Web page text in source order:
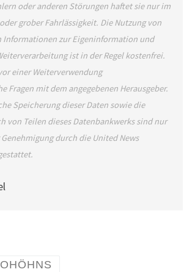
oder anderen Störungen haftet sie nur im
grober Fahrlässigkeit. Die Nutzung von
Informationen zur Eigeninformation und
ist in der Regel kostenfrei.
einer Weiterverwendung
Fragen mit dem angegebenen Herausgeber.
Speicherung dieser Daten sowie die
von Teilen dieses Datenbankwerks sind nur
durch die United News